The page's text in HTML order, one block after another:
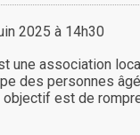
2025 à 14h30
une association
des personnes
est de rompre